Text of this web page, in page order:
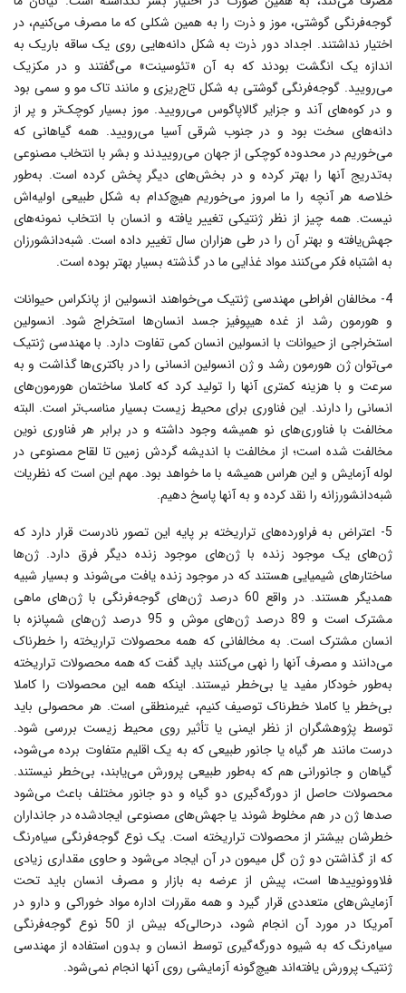
گوجه‌فرنگى گوشتى، موز و ذرت را به همین شکلى که ما مصرف مى‌کنیم، در
اختیار نداشتند. اجداد دور ذرت به شکل دانه‌هایى روى یک ساقه باریک به
اندازه یک انگشت بودند که به آن «تئوسینت» مى‌گفتند و در مکزیک
مى‌رویید. گوجه‌فرنگى گوشتى به شکل تاج‌ریزى و مانند تاک مو و سمى بود
و در کوه‌هاى آند و جزایر گالاپاگوس مى‌رویید. موز بسیار کوچک‌تر و پر از
دانه‌هاى سخت بود و در جنوب شرقى آسیا مى‌رویید. همه گیاهانى که
مى‌خوریم در محدوده کوچکى از جهان مى‌روییدند و بشر با انتخاب مصنوعى
به‌تدریج آنها را بهتر کرده و در بخش‌هاى دیگر پخش کرده است. به‌طور
خلاصه هر آنچه را ما امروز مى‌خوریم هیچ‌کدام به شکل طبیعى اولیه‌اش
نیست. همه چیز از نظر ژنتیکى تغییر یافته و انسان با انتخاب نمونه‌هاى
جهش‌یافته و بهتر آن را در طى هزاران سال تغییر داده است. شبه‌دانشورزان
به اشتباه فکر مى‌کنند مواد غذایى ما در گذشته بسیار بهتر بوده است.
4- مخالفان افراطى مهندسى ژنتیک مى‌خواهند انسولین از پانکراس حیوانات
و هورمون رشد از غده هیپوفیز جسد انسان‌ها استخراج شود. انسولین
استخراجى از حیوانات با انسولین انسان کمى تفاوت دارد. با مهندسى ژنتیک
مى‌‌توان ژن هورمون رشد و ژن انسولین انسانى را در باکترى‌ها گذاشت و به
سرعت و با هزینه کمترى آنها را تولید کرد که کاملا ساختمان هورمون‌هاى
انسانى را دارند. این فناورى براى محیط زیست بسیار مناسب‌تر است. البته
مخالفت با فناورى‌هاى نو همیشه وجود داشته و در برابر هر فناورى نوین
مخالفت شده است؛ از مخالفت با اندیشه گردش زمین تا لقاح مصنوعى در
لوله آزمایش و این هراس همیشه با ما خواهد بود. مهم این است که نظریات
شبه‌دانشورزانه را نقد کرده و به آنها پاسخ دهیم.
5- اعتراض به فراورده‌هاى تراریخته بر پایه این تصور نادرست قرار دارد که
ژن‌هاى یک موجود زنده با ژن‌هاى موجود زنده دیگر فرق دارد. ژن‌ها
ساختارهاى شیمیایى هستند که در موجود زنده یافت مى‌شوند و بسیار شبیه
همدیگر هستند. در واقع 60 درصد ژ‌ن‌هاى گوجه‌فرنگى با ژن‌هاى ماهى
مشترک است و 89 درصد ژ‌ن‌هاى موش و 95 درصد ژن‌هاى شمپانزه با
انسان مشترک است. به مخالفانى که همه محصولات تراریخته را خطرناک
مى‌دانند و مصرف آنها را نهى مى‌کنند باید گفت که همه محصولات تراریخته
به‌طور خودکار مفید یا بى‌خطر نیستند. اینکه همه این محصولات را کاملا
بى‌خطر یا کاملا خطرناک توصیف کنیم، غیرمنطقى است. هر محصولى باید
توسط پژوهشگران از نظر ایمنى یا تأثیر روى محیط زیست بررسى شود.
درست مانند هر گیاه یا جانور طبیعى که به یک اقلیم متفاوت برده مى‌شود،
گیاهان و جانورانى هم که به‌طور طبیعى پرورش مى‌یابند، بى‌خطر نیستند.
محصولات حاصل از دورگه‌گیرى دو گیاه و دو جانور مختلف باعث مى‌شود
صدها ژن در هم مخلوط شوند یا جهش‌هاى مصنوعى ایجادشده در جانداران
خطرشان بیشتر از محصولات تراریخته است. یک نوع گوجه‌فرنگى سیاه‌رنگ
که از گذاشتن دو ژن گل میمون در آن ایجاد مى‌شود و حاوى مقدارى زیادى
فلاوونوییدها است، پیش از عرضه به بازار و مصرف انسان باید تحت
آزمایش‌هاى متعددى قرار گیرد و همه مقررات اداره مواد خوراکى و دارو در
آمریکا در مورد آن انجام شود، درحالى‌که بیش از 50 نوع گوجه‌فرنگى
سیاه‌رنگ که به شیوه دورگه‌گیرى توسط انسان و بدون استفاده از مهندسى
ژنتیک پرورش یافته‌اند هیچ‌گونه آزمایشى روی آنها انجام نمى‌شود.